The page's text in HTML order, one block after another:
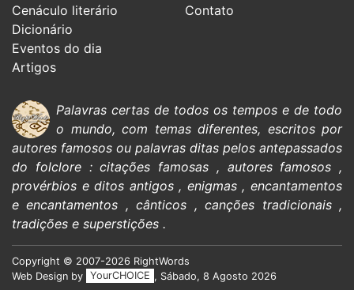
Cenáculo literário
Dicionário
Eventos do dia
Artigos
Contato
Palavras certas de todos os tempos e de todo
o mundo, com temas diferentes, escritos por
autores famosos ou palavras ditas pelos antepassados
do folclore:citações famosas , autores famosos ,
provérbios e ditos antigos, enigmas,encantamentos
e encantamentos ,cânticos ,canções tradicionais,
tradições e superstições .
Copyright © 2007-2026 RightWords
Web Design by
YourCHOICE , Sábado, 8 Agosto 2026